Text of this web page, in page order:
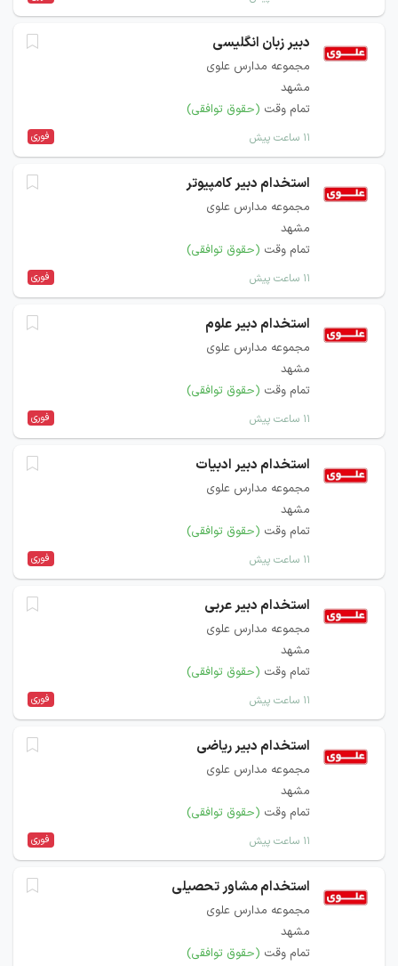
دبیر زبان انگلیسی
مجموعه مدارس علوی
مشهد
تمام وقت (حقوق توافقی)
۱۱ ساعت پیش فوری
استخدام دبیر کامپیوتر
مجموعه مدارس علوی
مشهد
تمام وقت (حقوق توافقی)
۱۱ ساعت پیش فوری
استخدام دبیر علوم
مجموعه مدارس علوی
مشهد
تمام وقت (حقوق توافقی)
۱۱ ساعت پیش فوری
استخدام دبیر ادبیات
مجموعه مدارس علوی
مشهد
تمام وقت (حقوق توافقی)
۱۱ ساعت پیش فوری
استخدام دبیر عربی
مجموعه مدارس علوی
مشهد
تمام وقت (حقوق توافقی)
۱۱ ساعت پیش فوری
استخدام دبیر ریاضی
مجموعه مدارس علوی
مشهد
تمام وقت (حقوق توافقی)
۱۱ ساعت پیش فوری
استخدام مشاور تحصیلی
مجموعه مدارس علوی
مشهد
تمام وقت (حقوق توافقی)